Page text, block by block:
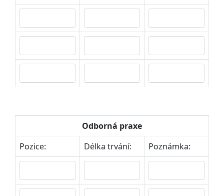
Odborná praxe
Pozice:
Délka trvání: Poznámka: